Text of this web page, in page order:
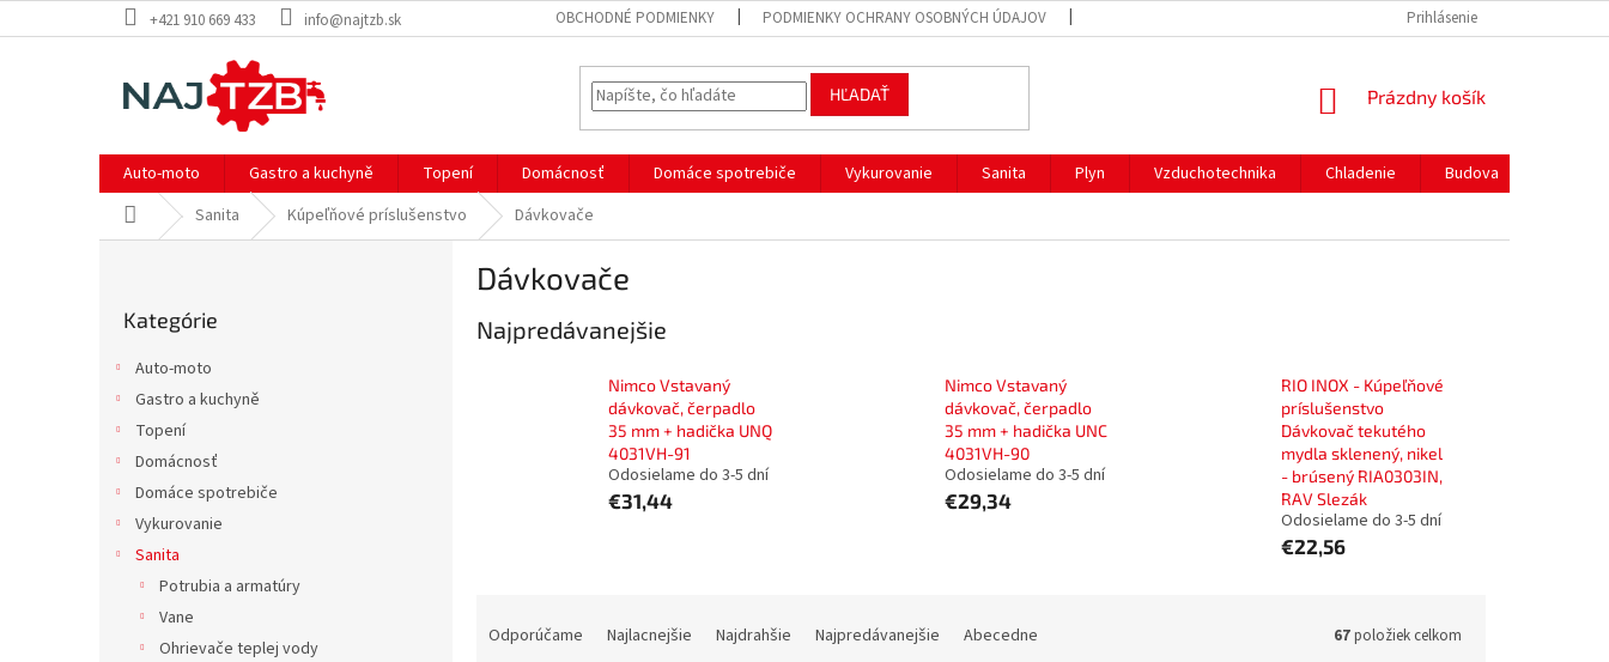
na
+421 910 669 433 info@najtzb.sk OBCHODNÉ PODMIENKY PODMIENKY OCHRANY OSOBNÝCH ÚDAJOV PREPRAVA A PLATBYPrihlásenie
HĽADAŤ
NÁKUPNÝ
Prázdny košík
Auto-moto Gastro a kuchyně Topení Domácnosť Domáce spotrebiče Vykurovanie Sanita Plyn Vzduchotechnika Chladenie Budova
DomovSanita Kúpeľňové príslušenstvo Dávkovače
kategórie
Kategórie
Auto-moto
Gastro a kuchyně
Topení
Domácnosť
Domáce spotrebiče
Vykurovanie
Sanita
Potrubia a armatúry
Vane
Ohrievače teplej vody
Dávkovače
Najpredávanejšie
Nimco Vstavaný
dávkovač, čerpadlo
35 mm + hadička UNQ
4031VH-91
Odosielame do 3-5 dní
€31,44
Nimco Vstavaný
dávkovač, čerpadlo
35 mm + hadička UNC
4031VH-90
Odosielame do 3-5 dní
€29,34
RIO INOX - Kúpeľňové
príslušenstvo
Dávkovač tekutého
mydla sklenený, nikel
- brúsený RIA0303IN,
RAV Slezák
Odosielame do 3-5 dní
€22,56
Odporúčame Najlacnejšie Najdrahšie Najpredávanejšie Abecedne 67položiek celkom